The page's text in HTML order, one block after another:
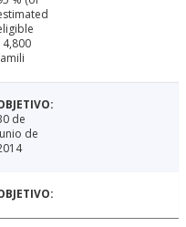
de
de